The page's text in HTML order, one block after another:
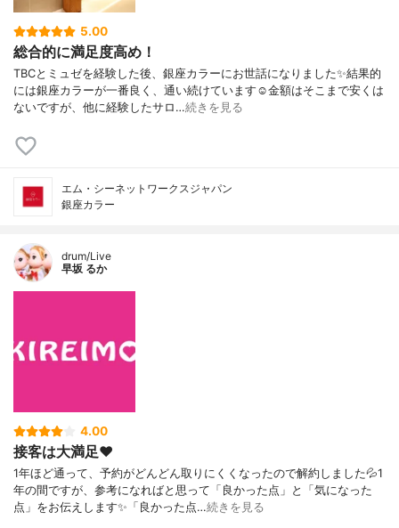
5.00
総合的に満足度高め！
TBCとミュゼを経験した後、銀座カラーにお世話になりました✨結果的
には銀座カラーが一番良く、通い続けています☺️金額はそこまで安くは
ないですが、他に経験したサロ…続きを見る
エム・シーネットワークスジャパン
銀座カラー
drum/Live
早坂 るか
4.00
接客は大満足❤️
1年ほど通って、予約がどんどん取りにくくなったので解約しました💦1
年の間ですが、参考になればと思って「良かった点」と「気になった
点」をお伝えします✨「良かった点…続きを見る